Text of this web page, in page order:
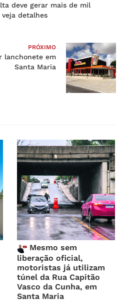
deve gerar mais de mil
veja detalhes
PRÓXIMO
lanchonete em
Santa Maria
Mesmo sem
liberação oficial,
motoristas já utilizam
túnel da Rua Capitão
Vasco da Cunha, em
Santa Maria